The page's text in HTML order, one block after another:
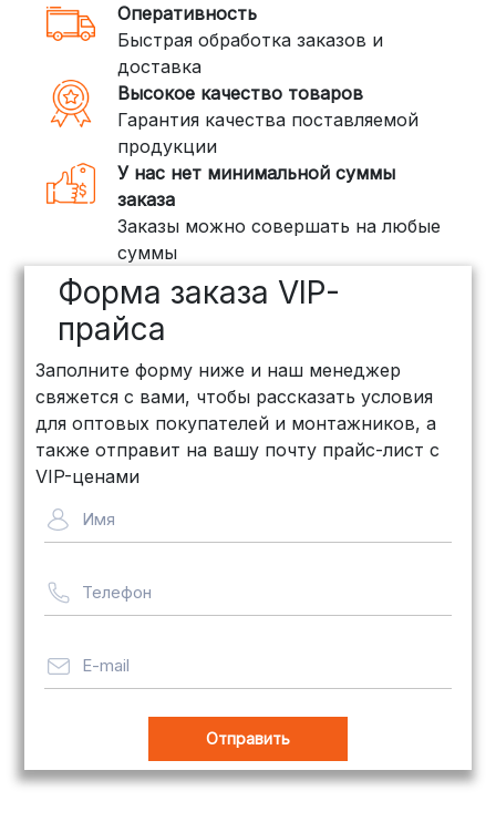
3. Доставка крупногабаритных грузов
(ПЭК, КИТ, Байкал Сервис)
Если ваш заказ включает большие или
тяжелые товары, мы рекомендуем
воспользоваться услугами компаний,
специализирующихся на доставке
грузов:
ПЭК: Сроки доставки — от 3 до 10
дней, стоимость рассчитывается
индивидуально (минимум
рублей
объемных заказов. Сроки — от 3
дней, стоимость — от500 рублей
Байкал Сервис: Идеально подходит
для крупногабаритных товаров.
рассчитывается индивидуально
Важно! Мы заботимся о том, чтобы
целости и сохранности, независимо
от их размера.
Оперативность
Быстрая обработка заказов и
доставка
Высокое качество товаров
Гарантия качества поставляемой
продукции
У нас нет минимальной суммы
заказа
Заказы можно совершать на любые
суммы
Форма заказа VIP-
прайса
Заполните форму ниже и наш менеджер
свяжется с вами, чтобы рассказать условия
для оптовых покупателей и монтажников, а
также отправит на вашу почту прайс-лист с
VIP-ценами
Имя
Телефон
E-mail